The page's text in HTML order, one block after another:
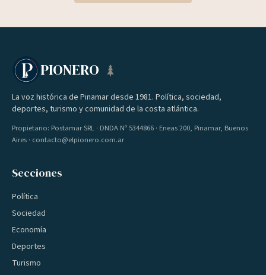
PIONERO
La voz histórica de Pinamar desde 1981. Política, sociedad,
deportes, turismo y comunidad de la costa atlántica.
Propietario: Postamar SRL · DNDA Nº 5344866 · Eneas 200, Pinamar, Buenos
Aires · contacto@elpionero.com.ar
Secciones
Política
Sociedad
Economía
Deportes
Turismo